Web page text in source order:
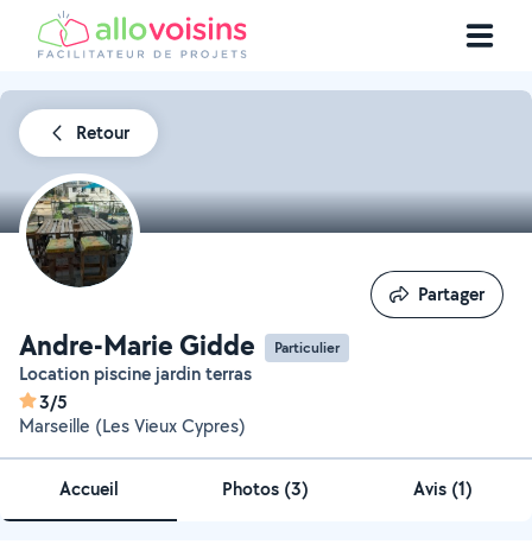
Retour
Andre-Marie Gidde Particulier
Location piscine jardin terras
3/5
Marseille (Les Vieux Cypres)
Partager
Partager
Accueil Photos (3) Avis (1)